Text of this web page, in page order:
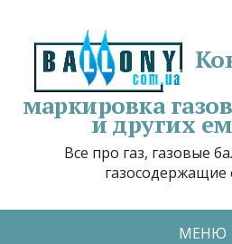
маркировка
и других
Все про газ, газовые
газосодержащие
МЕНЮ